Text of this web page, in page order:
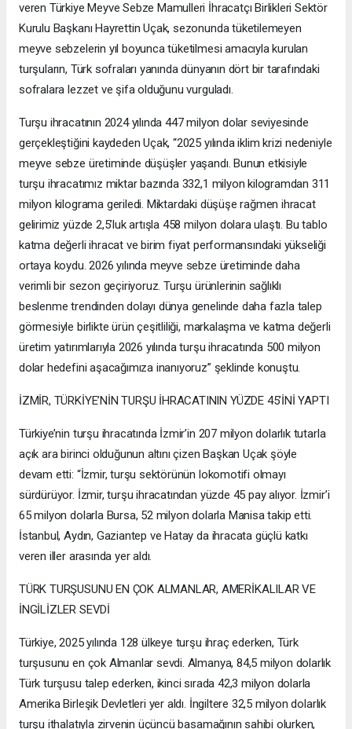
veren Türkiye Meyve Sebze Mamulleri İhracatçı Birlikleri Sektör
Kurulu Başkanı Hayrettin Uçak, sezonunda tüketilemeyen
meyve sebzelerin yıl boyunca tüketilmesi amacıyla kurulan
turşuların, Türk sofraları yanında dünyanın dört bir tarafındaki
sofralara lezzet ve şifa olduğunu vurguladı.
Turşu ihracatının 2024 yılında 447 milyon dolar seviyesinde
gerçekleştiğini kaydeden Uçak, “2025 yılında iklim krizi nedeniyle
meyve sebze üretiminde düşüşler yaşandı. Bunun etkisiyle
turşu ihracatımız miktar bazında 332,1 milyon kilogramdan 311
milyon kilograma geriledi. Miktardaki düşüşe rağmen ihracat
gelirimiz yüzde 2,5’luk artışla 458 milyon dolara ulaştı. Bu tablo
katma değerli ihracat ve birim fiyat performansındaki yükseliği
ortaya koydu. 2026 yılında meyve sebze üretiminde daha
verimli bir sezon geçiriyoruz. Turşu ürünlerinin sağlıklı
beslenme trendinden dolayı dünya genelinde daha fazla talep
görmesiyle birlikte ürün çeşitliliği, markalaşma ve katma değerli
üretim yatırımlarıyla 2026 yılında turşu ihracatında 500 milyon
dolar hedefini aşacağımıza inanıyoruz” şeklinde konuştu.
İZMİR, TÜRKİYE’NİN TURŞU İHRACATININ YÜZDE 45’İNİ YAPTI
Türkiye’nin turşu ihracatında İzmir’in 207 milyon dolarlık tutarla
açık ara birinci olduğunun altını çizen Başkan Uçak şöyle
devam etti: “İzmir, turşu sektörünün lokomotifi olmayı
sürdürüyor. İzmir, turşu ihracatından yüzde 45 pay alıyor. İzmir’i
65 milyon dolarla Bursa, 52 milyon dolarla Manisa takip etti.
İstanbul, Aydın, Gaziantep ve Hatay da ihracata güçlü katkı
veren iller arasında yer aldı.
TÜRK TURŞUSUNU EN ÇOK ALMANLAR, AMERİKALILAR VE
İNGİLİZLER SEVDİ
Türkiye, 2025 yılında 128 ülkeye turşu ihraç ederken, Türk
turşusunu en çok Almanlar sevdi. Almanya, 84,5 milyon dolarlık
Türk turşusu talep ederken, ikinci sırada 42,3 milyon dolarla
Amerika Birleşik Devletleri yer aldı. İngiltere 32,5 milyon dolarlık
turşu ithalatıyla zirvenin üçüncü basamağının sahibi olurken,